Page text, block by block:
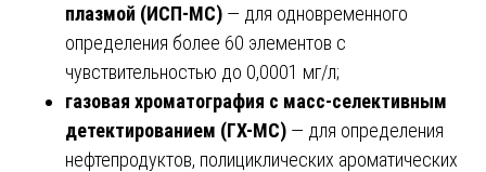
плазмой (ИСП-МС) — для одновременного
определения более 60 элементов с
чувствительностью до 0,0001 мг/л;
газовая хроматография с масс-селективным
детектированием (ГХ-МС) — для определения
нефтепродуктов, полициклических ароматических